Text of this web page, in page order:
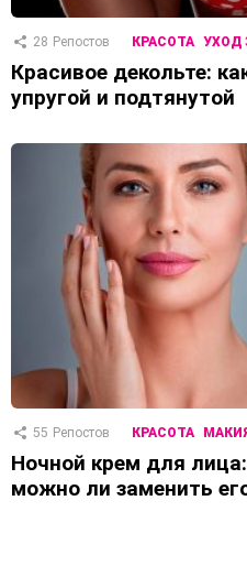
28 Репостов КРАСОТА УХОД
Красивое декольте:
упругой и подтянутой
55 Репостов КРАСОТА
Ночной крем для
можно ли заменить